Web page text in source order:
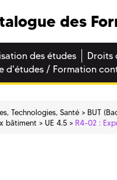
des
des études Droits
d'études / Formation
Technologies, Santé BUT
bâtiment
UE 4.5 R4-02 :